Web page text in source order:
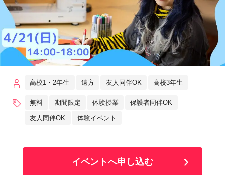
高校1・2年生 遠方 友人同伴OK 高校3年生
無料 期間限定 体験授業 保護者同伴OK
友人同伴OK 体験イベント
イベントへ申し込む